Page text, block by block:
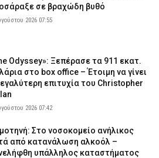
σε βραχώδη βυθό
2026 07:55
Odyssey»: Ξεπέρασε τα 911 εκατ.
στο box office – Έτοιμη να γίνει
επιτυχία του Christopher
2026 07:42
Στο νοσοκομείο ανήλικος
από κατανάλωση αλκοόλ –
υπάλληλος καταστήματος